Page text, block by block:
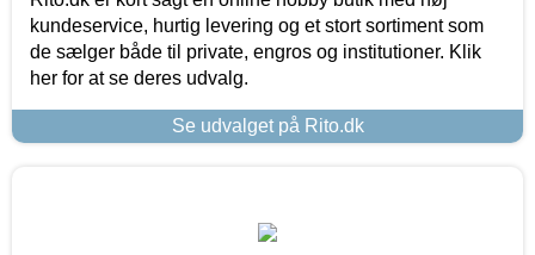
kundeservice, hurtig levering og et stort sortiment som
de sælger både til private, engros og institutioner. Klik
her for at se deres udvalg.
Se udvalget på Rito.dk